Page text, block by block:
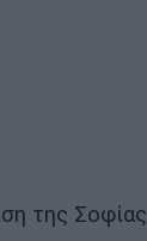
της Σοφίας